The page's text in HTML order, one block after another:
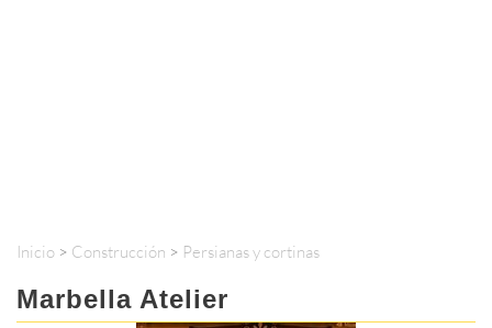
Inicio > Construcción > Persianas y cortinas
Marbella Atelier